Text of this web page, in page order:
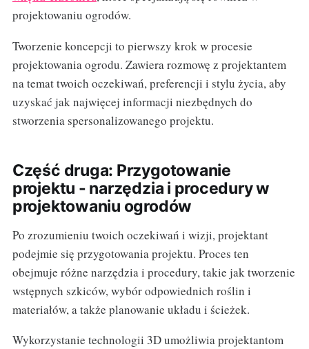
projektowaniu ogrodów.
Tworzenie koncepcji to pierwszy krok w procesie
projektowania ogrodu. Zawiera rozmowę z projektantem
na temat twoich oczekiwań, preferencji i stylu życia, aby
uzyskać jak najwięcej informacji niezbędnych do
stworzenia spersonalizowanego projektu.
Część druga: Przygotowanie
projektu - narzędzia i procedury w
projektowaniu ogrodów
Po zrozumieniu twoich oczekiwań i wizji, projektant
podejmie się przygotowania projektu. Proces ten
obejmuje różne narzędzia i procedury, takie jak tworzenie
wstępnych szkiców, wybór odpowiednich roślin i
materiałów, a także planowanie układu i ścieżek.
Wykorzystanie technologii 3D umożliwia projektantom